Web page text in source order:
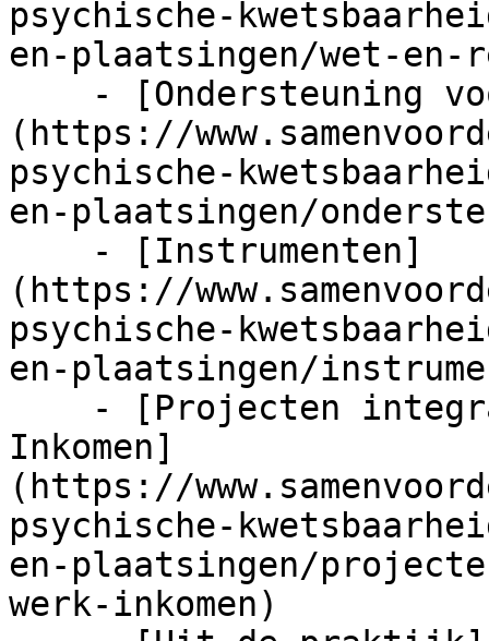
psychische-
en-plaatsingen/wet-en-
(https://
psychische-
en-plaatsingen/
(https://
psychische-
en-plaatsingen/
Inkomen]
(https://
psychische-
en-plaatsingen/
werk-inkomen)